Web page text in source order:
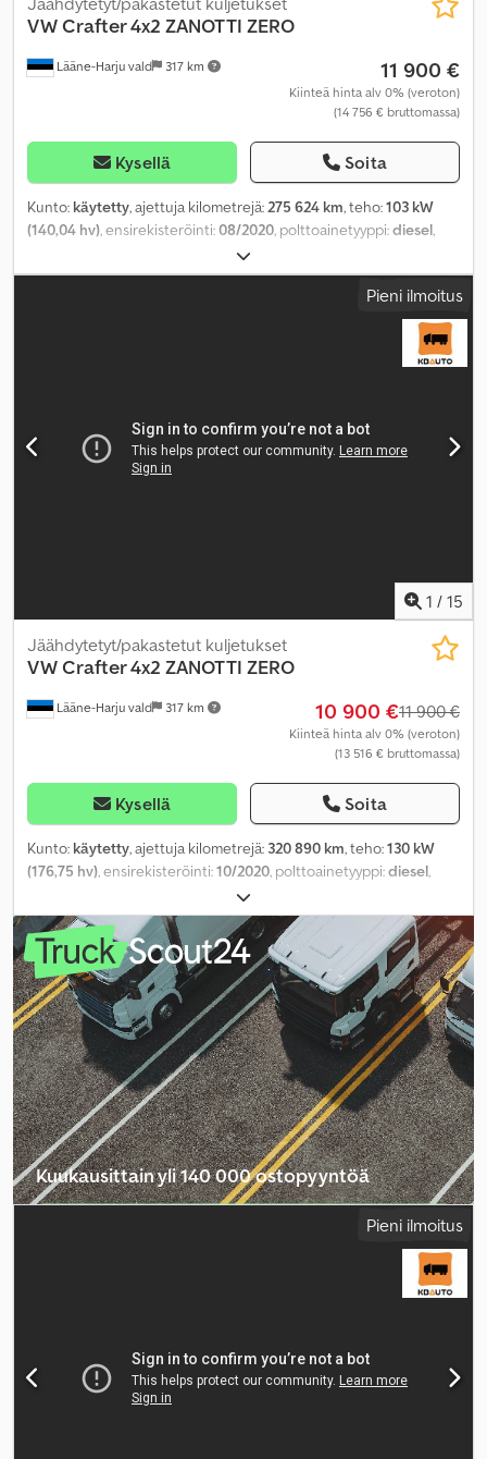
Lääne-Harju vald 317 km
VWCrafter 4x2 ZANOTTI ZERO
11 900 €
Kiinteä hinta alv 0% (veroton)
(14 756 € bruttomassa)
Kysellä Soita
Kunto: käytetty, ajettuja kilometrejä: 275 624 km, teho:103 kW
(140,04 hv) , ensirekisteröinti:08/2020 , polttoainetyyppi:diesel
, akseliväli:3 640 mm
vaihteistotyyppi:mekaaninen, päästöluokka:Euro 6, jousitus:muu,
2 040 mm,
, Varusteet:
Pieni ilmoitus
1 / 15
Lääne-Harju vald 317 km
Jäähdytetyt/pakastetut kuljetukset
VWCrafter 4x2 ZANOTTI ZERO
10 900 €11 900 €
Kiinteä hinta alv 0% (veroton)
(13 516 € bruttomassa)
Kysellä Soita
Kunto: käytetty, ajettuja kilometrejä: 320 890 km, teho:130 kW
(176,75 hv), ensirekisteröinti:10/2020, polttoainetyyppi:diesel,
, vaihteistotyyppi:
Euro 6, kokonaispituus:5 980 mm, kokonaisleveys:2 040 mm,
kokonaiskorkeus:2 860 mm , Valmistusvuosi:
, Varusteet:
ilmastointi, sähköinen ikkunansäätö, sähkötoiminen peili,
vakionopeudensäädin,
Kuukausittain yli 140 000 ostopyyntöä
Pieni ilmoitus